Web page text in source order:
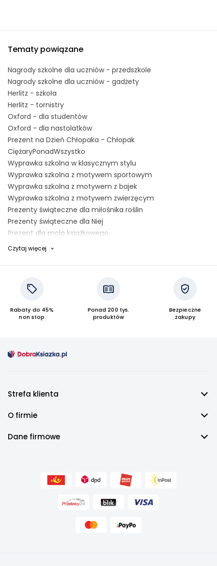
Tematy powiązane
Nagrody szkolne dla uczniów - przedszkole
Nagrody szkolne dla uczniów - gadżety
Herlitz - szkoła
Herlitz - tornistry
Oxford - dla studentów
Oxford - dla nastolatków
Prezent na Dzień Chłopaka - Chłopak
CiężaryPonadWszystko
Wyprawka szkolna w klasycznym stylu
Wyprawka szkolna z motywem sportowym
Wyprawka szkolna z motywem z bajek
Wyprawka szkolna z motywem zwierzęcym
Prezenty świąteczne dla miłośnika roślin
Prezenty świąteczne dla Niej
Prezent dla mola książkowego
Prezent dla kobiety
Rainbow High
Gdzie jest Dory?
Myszka Minnie
Angry Birds
Czytaj więcej
Rabaty do 45%
non stop
Ponad 200 tys.
produktów
Bezpieczne
zakupy
Strefa klienta
O firmie
Dane firmowe